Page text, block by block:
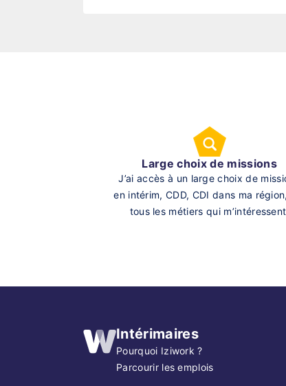
Large choix de missions
J’ai accès à un large choix de
en intérim, CDD, CDI dans ma
tous les métiers qui
Intérimaires
Pourquoi Iziwork ?
Parcourir les emplois